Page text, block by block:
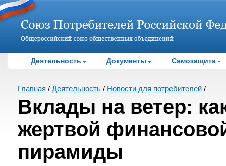
Деятельность Документы Самозащита
Главная / Деятельность / Новости для потребителей /
Вклады на ветер:
жертвой
пирамиды